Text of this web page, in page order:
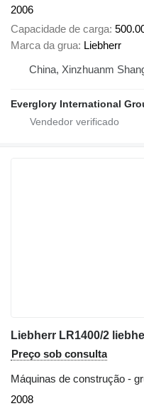
2006
Capacidade de carga
Marca da grua Liebherr
China, Xinzhuanm
Everglory International
Liebherr LR1400/2
Preço sob consulta
Máquinas de construção -
2008